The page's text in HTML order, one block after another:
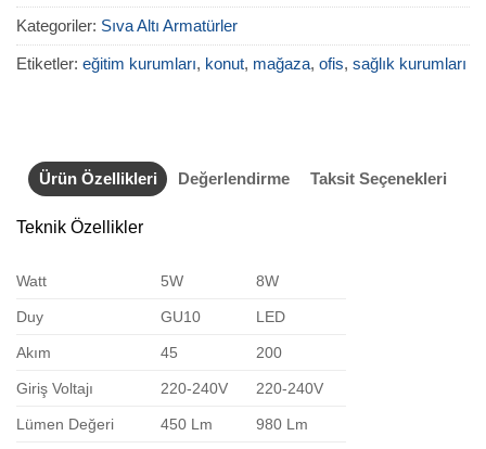
Kategoriler: Sıva Altı Armatürler
Etiketler: eğitim kurumları, konut, mağaza, ofis, sağlık kurumları
Ürün Özellikleri Değerlendirme Taksit Seçenekleri
Teknik Özellikler
Watt 5W 8W
Duy GU10 LED
Akım 45 200
Giriş Voltajı 220-240V 220-240V
Lümen Değeri 450 Lm 980 Lm